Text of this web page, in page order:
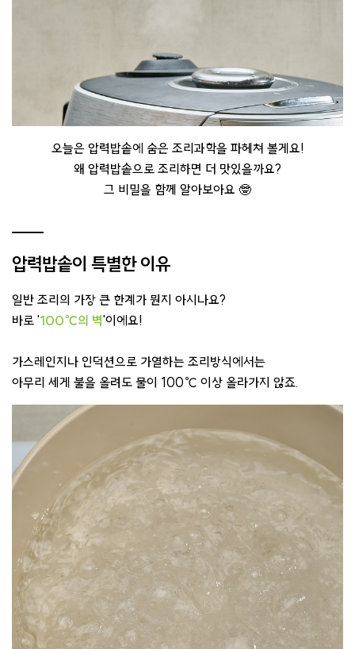
오늘은 압력밥솥에 숨은 조리과학을 파헤쳐 볼게요!
왜 압력밥솥으로 조리하면 더 맛있을까요?
그 비밀을 함께 알아보아요 🤓
압력밥솥이 특별한 이유
일반 조리의 가장 큰 한계가 뭔지 아시나요?
바로 '100℃의 벽'이에요!
가스레인지나 인덕션으로 가열하는 조리방식에서는
아무리 세게 불을 올려도 물이 100℃ 이상 올라가지 않죠.